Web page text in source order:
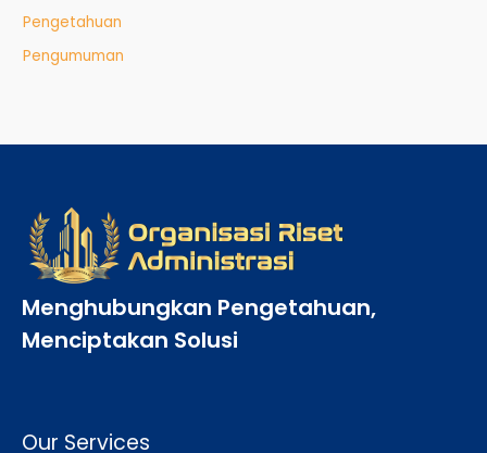
Pengetahuan
Pengumuman
Menghubungkan Pengetahuan,
Menciptakan Solusi
Our Services